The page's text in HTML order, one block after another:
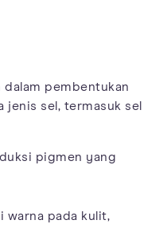
pembentukan
jenis sel, termasuk sel
pigmen yang
warna pada kulit,